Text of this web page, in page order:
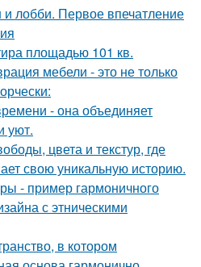
лобби. Первое впечатление
площадью 101 кв.
мебели - это не только
- она объединяет
уют.
цвета и текстур, где
свою уникальную историю.
- пример гармоничного
с этническими
в котором